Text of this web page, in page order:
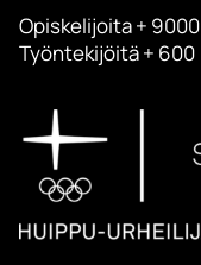
Opiskelijoita + 9000
Työntekijöitä + 600